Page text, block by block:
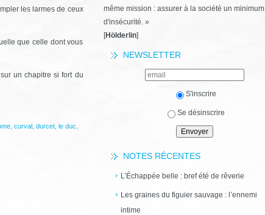
même mission : assurer à la société un minimum
d'insécurité. »
[Hölderlin]
NEWSLETTER
S'inscrire
Se désinscrire
NOTES RÉCENTES
L’Échappée belle : bref été de rêverie
Les graines du figuier sauvage : l’ennemi
intime
les larmes de ceux
que celle dont vous
un chapitre si fort du
, curval, durcet, le duc